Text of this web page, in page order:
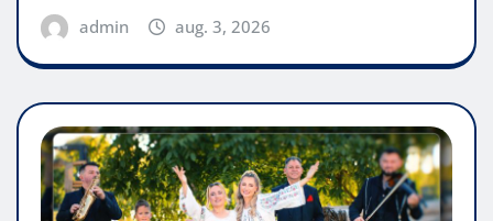
admin aug. 3, 2026